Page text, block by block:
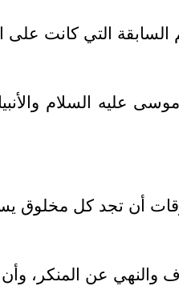
التي كانت على
موسى عليه السلام
أن تجد كل
والنهي عن المنكر،